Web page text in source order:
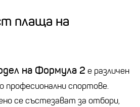
плаща на
на Формула 2 е различен
професионални спортове.
се състезават за отбори,